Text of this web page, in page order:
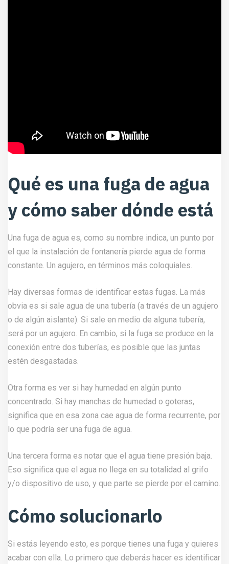
Qué es una fuga de agua
y cómo saber dónde está
Una fuga de agua es, como su nombre indica, un punto por
el que la instalación de fontanería pierde agua de forma
constante. Un agujero, en términos más coloquiales.
Hay diversas formas de identificar estas fugas. La más
obvia es si sale agua de una tubería (a través de un agujero
o de algún aislante). Si sale en medio de alguna tubería,
será por un agujero. En cambio, si la fuga se produce en la
conexión entre dos tuberías, es posible que las juntas
estén desgastadas.
Otra forma es ver si hay humedad en algún punto
concentrado. Si hay manchas de humedad o goteras,
significa que en esa zona cae agua de forma recurrente, por
lo que podría ser una fuga de agua.
Una tercera forma es notar que el agua tiene presión baja.
Eso significa que el agua no llega en su totalidad al grifo
y/o dispositivo de uso, y que parte se pierde por el camino.
Cómo solucionarlo
Si estás leyendo esto, es porque tienes una fuga y quieres
acabar con ella. Lo primero que deberás hacer es identificar